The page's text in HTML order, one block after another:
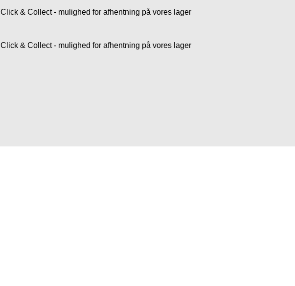
Click & Collect - mulighed for afhentning på vores lager
Click & Collect - mulighed for afhentning på vores lager